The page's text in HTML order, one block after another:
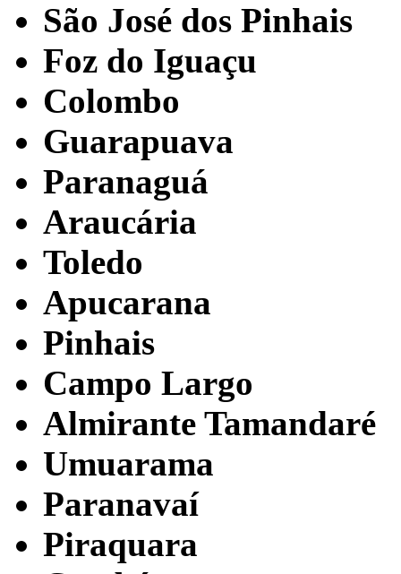
São José dos Pinhais
Foz do Iguaçu
Colombo
Guarapuava
Paranaguá
Araucária
Toledo
Apucarana
Pinhais
Campo Largo
Almirante Tamandaré
Umuarama
Paranavaí
Piraquara